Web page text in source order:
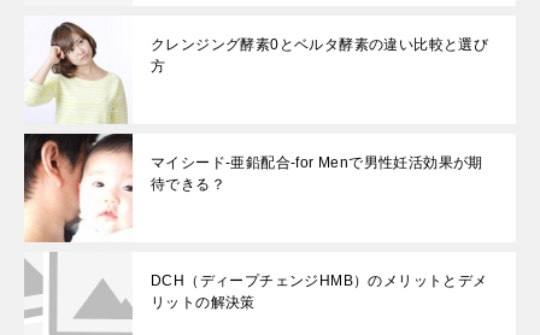
クレンジング酵素0とベルタ酵素の違い比較と選び
方
マイシード-亜鉛配合-for Menで男性妊活効果が期
待できる？
DCH（ディープチェンジHMB）のメリットとデメ
リットの解決策